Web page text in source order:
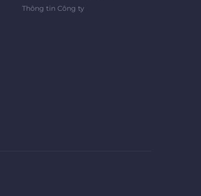
Thông tin Công ty